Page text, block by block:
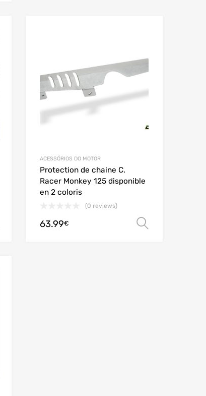
Ver opções
ACESSÓRIOS DO MOTOR
Protection de chaine C.
Racer Monkey 125 disponible
en 2 coloris
(0 reviews)
63.99€